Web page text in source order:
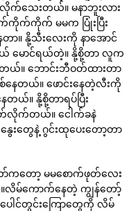
က်သေးတယ်။ မနာဘူးလား
က်ကိုက် မမက ပြုံးပြီး
ာ။ နို့သီးလေးကို နာအောင်
မောင်ရယ်တဲ့။ နို့စို့တာ လူက
ယ်။ ဘောင်းဘီဝတ်ထားတာ
စ်နေတယ်။ ဖောင်းနေတဲ့လီးကို
တယ်။ နို့စို့တာရပ်ပြီး
လိုက်တယ်။ ငေါက်ခနဲ
းတွေနဲ့ ဂွင်းထုပေးတော့တာ
ာ်ကတော့ မမစောက်ဖုတ်လေး
လိမ်ကောက်နေတဲ့ ကျွန်တော့်
င်တွင်းကြောတွေကို လိမ်